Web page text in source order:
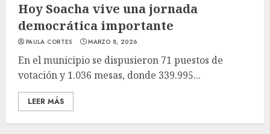
Hoy Soacha vive una jornada
democrática importante
PAULA CORTES MARZO 8, 2026
En el municipio se dispusieron 71 puestos de
votación y 1.036 mesas, donde 339.995...
LEER MÁS